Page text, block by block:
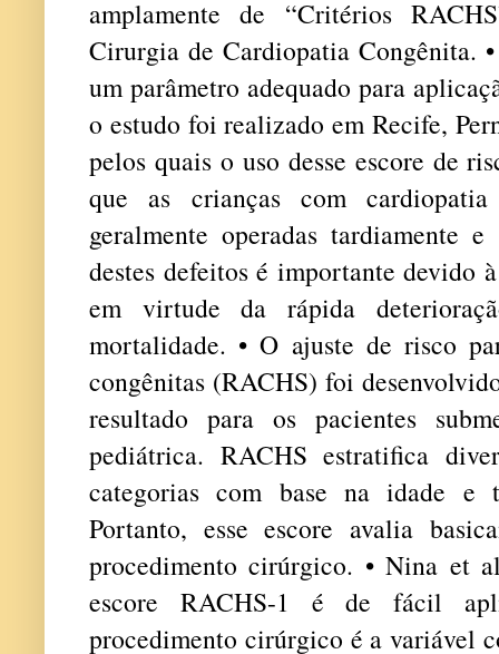
amplamente de “Critérios
Cirurgia de Cardiopatia Congênita.
um parâmetro adequado para
o estudo foi realizado em Recife,
pelos quais o uso desse escore de
que as crianças com
geralmente operadas tardiamente
destes defeitos é importante devido
em virtude da rápida
mortalidade. • O ajuste de risco
congênitas (RACHS) foi
resultado para os pacientes
pediátrica. RACHS estratifica
categorias com base na idade e
Portanto, esse escore avalia
procedimento cirúrgico. • Nina et
escore RACHS-1 é de fácil
procedimento cirúrgico é a variável